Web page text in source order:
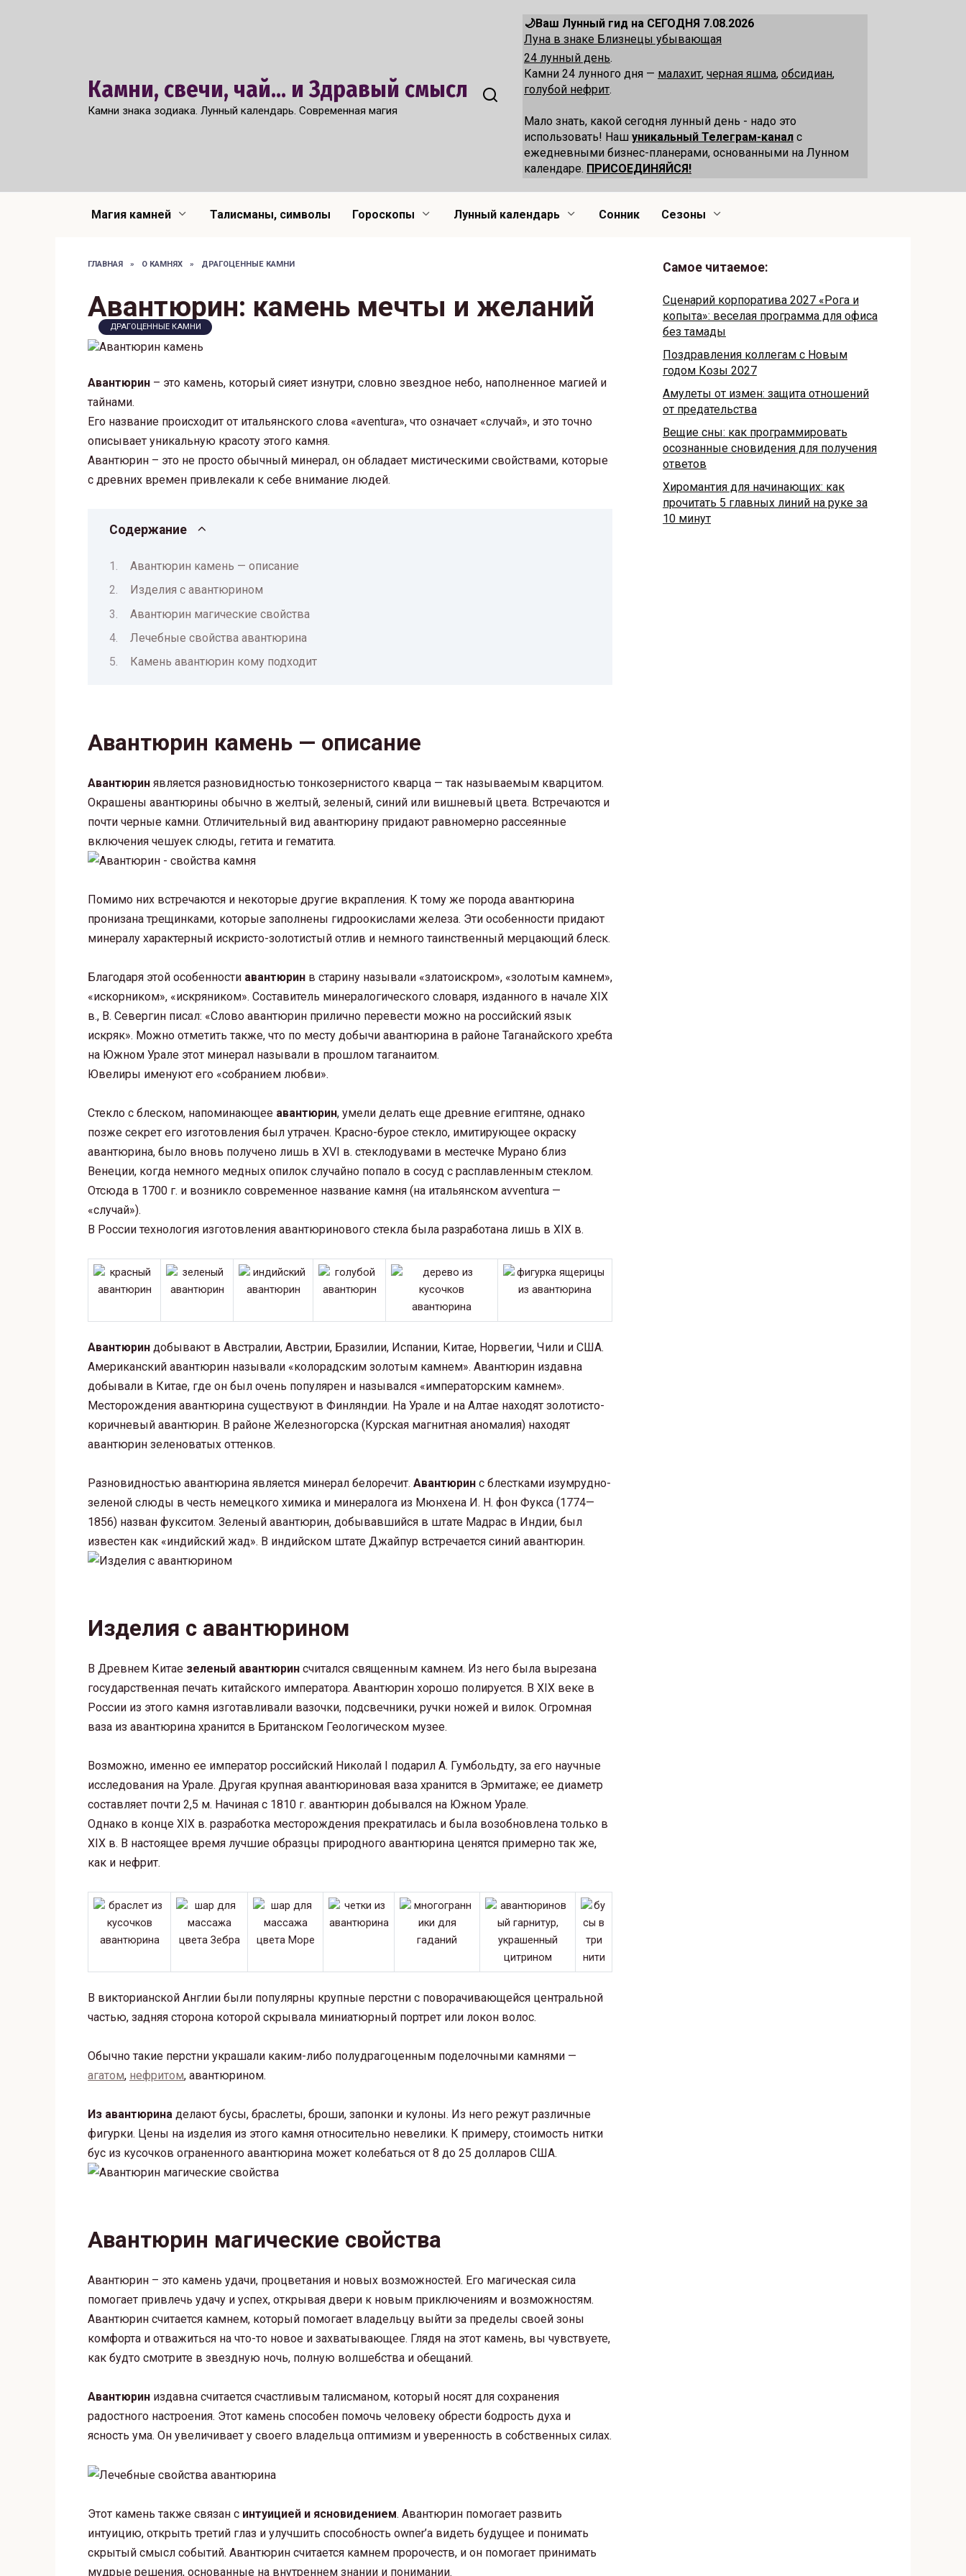
Камни, свечи, чай... и Здравый смысл
Камни знака зодиака. Лунный календарь. Современная магия
🌙Ваш Лунный гид на СЕГОДНЯ 7.08.2026
Луна в знаке Близнецы убывающая
24 лунный день.
Камни 24 лунного дня — малахит, черная яшма, обсидиан,
голубой нефрит.
Мало знать, какой сегодня лунный день - надо это
использовать! Наш уникальный Телеграм-канал с
ежедневными бизнес-планерами, основанными на Лунном
календаре. ПРИСОЕДИНЯЙСЯ!
Магия камней Талисманы, символы Гороскопы Лунный календарь Сонник Сезоны
ГЛАВНАЯ » О КАМНЯХ » ДРАГОЦЕННЫЕ КАМНИ
Авантюрин: камень мечты и желаний
ДРАГОЦЕННЫЕ КАМНИ
Авантюрин – это камень, который сияет изнутри, словно звездное небо, наполненное магией и
тайнами.
Его название происходит от итальянского слова «aventura», что означает «случай», и это точно
описывает уникальную красоту этого камня.
Авантюрин – это не просто обычный минерал, он обладает мистическими свойствами, которые
с древних времен привлекали к себе внимание людей.
Содержание
Авантюрин камень — описание
Изделия с авантюрином
Авантюрин магические свойства
Лечебные свойства авантюрина
Камень авантюрин кому подходит
Авантюрин камень — описание
Авантюрин является разновидностью тонкозернистого кварца — так называемым кварцитом.
Окрашены авантюрины обычно в желтый, зеленый, синий или вишневый цвета. Встречаются и
почти черные камни. Отличительный вид авантюрину придают равномерно рассеянные
включения чешуек слюды, гетита и гематита.
Помимо них встречаются и некоторые другие вкрапления. К тому же порода авантюрина
пронизана трещинками, которые заполнены гидроокислами железа. Эти особенности придают
минералу характерный искристо-золотистый отлив и немного таинственный мерцающий блеск.
Благодаря этой особенности авантюрин в старину называли «златоискром», «золотым камнем»,
«искорником», «искряником». Составитель минералогического словаря, изданного в начале XIX
в., В. Севергин писал: «Слово авантюрин прилично перевести можно на российский язык
искряк». Можно отметить также, что по месту добычи авантюрина в районе Таганайского хребта
на Южном Урале этот минерал называли в прошлом таганаитом.
Ювелиры именуют его «собранием любви».
Стекло с блеском, напоминающее авантюрин, умели делать еще древние египтяне, однако
позже секрет его изготовления был утрачен. Красно-бурое стекло, имитирующее окраску
авантюрина, было вновь получено лишь в XVI в. стеклодувами в местечке Мурано близ
Венеции, когда немного медных опилок случайно попало в сосуд с расплавленным стеклом.
Отсюда в 1700 г. и возникло современное название камня (на итальянском аvvеnturа —
«случай»).
В России технология изготовления авантюринового стекла была разработана лишь в XIX в.
Авантюрин добывают в Австралии, Австрии, Бразилии, Испании, Китае, Норвегии, Чили и США.
Американский авантюрин называли «колорадским золотым камнем». Авантюрин издавна
добывали в Китае, где он был очень популярен и назывался «императорским камнем».
Месторождения авантюрина существуют в Финляндии. На Урале и на Алтае находят золотисто-
коричневый авантюрин. В районе Железногорска (Курская магнитная аномалия) находят
авантюрин зеленоватых оттенков.
Разновидностью авантюрина является минерал белоречит. Авантюрин с блестками изумрудно-
зеленой слюды в честь немецкого химика и минералога из Мюнхена И. Н. фон Фукса (1774—
1856) назван фукситом. Зеленый авантюрин, добывавшийся в штате Мадрас в Индии, был
известен как «индийский жад». В индийском штате Джайпур встречается синий авантюрин.
Изделия с авантюрином
В Древнем Китае зеленый авантюрин считался священным камнем. Из него была вырезана
государственная печать китайского императора. Авантюрин хорошо полируется. В XIX веке в
России из этого камня изготавливали вазочки, подсвечники, ручки ножей и вилок. Огромная
ваза из авантюрина хранится в Британском Геологическом музее.
Возможно, именно ее император российский Николай I подарил А. Гумбольдту, за его научные
исследования на Урале. Другая крупная авантюриновая ваза хранится в Эрмитаже; ее диаметр
составляет почти 2,5 м. Начиная с 1810 г. авантюрин добывался на Южном Урале.
Однако в конце XIX в. разработка месторождения прекратилась и была возобновлена только в
XIX в. В настоящее время лучшие образцы природного авантюрина ценятся примерно так же,
как и нефрит.
В викторианской Англии были популярны крупные перстни с поворачивающейся центральной
частью, задняя сторона которой скрывала миниатюрный портрет или локон волос.
Обычно такие перстни украшали каким-либо полудрагоценным поделочными камнями —
агатом, нефритом, авантюрином.
Из авантюрина делают бусы, браслеты, броши, запонки и кулоны. Из него режут различные
фигурки. Цены на изделия из этого камня относительно невелики. К примеру, стоимость нитки
бус из кусочков ограненного авантюрина может колебаться от 8 до 25 долларов США.
Авантюрин магические свойства
Авантюрин – это камень удачи, процветания и новых возможностей. Его магическая сила
помогает привлечь удачу и успех, открывая двери к новым приключениям и возможностям.
Авантюрин считается камнем, который помогает владельцу выйти за пределы своей зоны
комфорта и отважиться на что-то новое и захватывающее. Глядя на этот камень, вы чувствуете,
как будто смотрите в звездную ночь, полную волшебства и обещаний.
Авантюрин издавна считается счастливым талисманом, который носят для сохранения
радостного настроения. Этот камень способен помочь человеку обрести бодрость духа и
ясность ума. Он увеличивает у своего владельца оптимизм и уверенность в собственных силах.
Этот камень также связан с интуицией и ясновидением. Авантюрин помогает развить
интуицию, открыть третий глаз и улучшить способность owner’а видеть будущее и понимать
скрытый смысл событий. Авантюрин считается камнем пророчеств, и он помогает принимать
мудрые решения, основанные на внутреннем знании и понимании.
Самое читаемое:
Сценарий корпоратива 2027 «Рога и
копыта»: веселая программа для офиса
без тамады
Поздравления коллегам с Новым
годом Козы 2027
Амулеты от измен: защита отношений
от предательства
Вещие сны: как программировать
осознанные сновидения для получения
ответов
Хиромантия для начинающих: как
прочитать 5 главных линий на руке за
10 минут